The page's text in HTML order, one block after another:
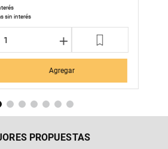
sin interés
＋
Agregar
PROPUESTAS